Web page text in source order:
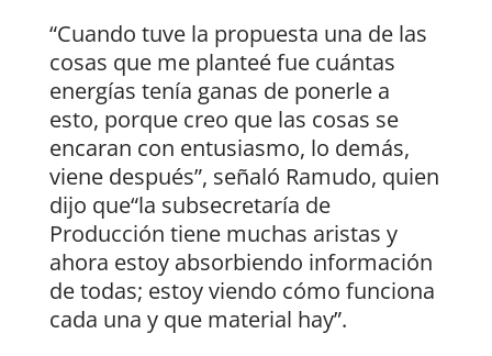
“Cuando tuve la propuesta una de las
cosas que me planteé fue cuántas
energías tenía ganas de ponerle a
esto, porque creo que las cosas se
encaran con entusiasmo, lo demás,
viene después”, señaló Ramudo, quien
dijo que“la subsecretaría de
Producción tiene muchas aristas y
ahora estoy absorbiendo información
de todas; estoy viendo cómo funciona
cada una y que material hay”.